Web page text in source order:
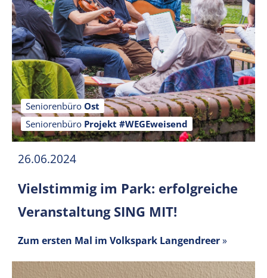
Seniorenbüro Ost
Seniorenbüro Projekt #WEGEweisend
26.06.2024
Vielstimmig im Park: erfolgreiche
Veranstaltung SING MIT!
Zum ersten Mal im Volkspark Langendreer»